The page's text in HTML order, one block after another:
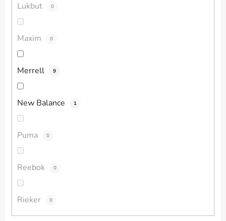
Lukbut 0
Maxim 0
Merrell 9
New Balance 1
Puma 0
Reebok 0
Rieker 0